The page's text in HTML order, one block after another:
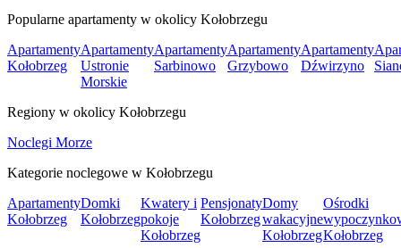
Popularne apartamenty w okolicy Kołobrzegu
Apartamenty
Kołobrzeg
Apartamenty
Ustronie
Morskie
Apartamenty
Sarbinowo
Apartamenty
Grzybowo
Apartamenty
Dźwirzyno
Regiony w okolicy Kołobrzegu
Noclegi Morze
Kategorie noclegowe w Kołobrzegu
Apartamenty
Kołobrzeg
Domki
Kołobrzeg
Kwatery i
pokoje
Kołobrzeg
Pensjonaty
Kołobrzeg
Domy
wakacyjne
Kołobrzeg
Ośrodki
Kołobrzeg